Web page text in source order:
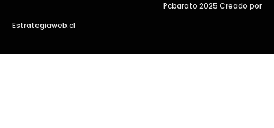
Pcbarato 2025 Creado por
Estrategiaweb.cl